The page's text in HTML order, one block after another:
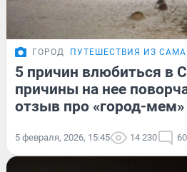
ГОРОД ПУТЕШЕСТВИЯ ИЗ
5 причин влюбиться в
причины на нее
отзыв про «город-мем»
5 февраля, 2026, 15:45 14 230 60